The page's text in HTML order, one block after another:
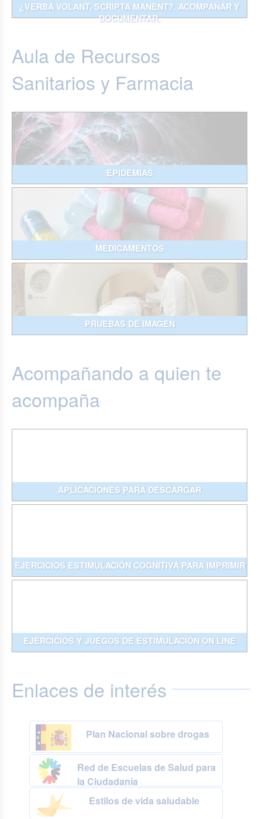
¿VERBA VOLANT, SCRIPTA MANENT?. ACOMPAÑAR Y
DOCUMENTAR.
Aula de Recursos
Sanitarios y Farmacia
EPIDEMIAS
MEDICAMENTOS
PRUEBAS DE IMAGEN
Acompañando a quien te
acompaña
APLICACIONES PARA DESCARGAR
EJERCICIOS ESTIMULACIÓN COGNITIVA PARA IMPRIMIR
EJERCICIOS Y JUEGOS DE ESTIMULACIÓN ON LINE
Enlaces de interés
Plan Nacional sobre drogas
Red de Escuelas de Salud para
la Ciudadanía
Estilos de vida saludable